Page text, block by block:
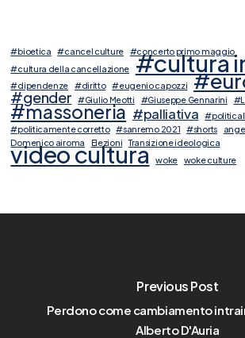
#bioetica #cancel culture
#concerto primo maggio
#cultura della cancellazione #cultura
#dipendenze #diritto #eugenio capozzi
#gender #Giulio Meotti #Giuseppe Gennarini
#massoneria #palliativa
#politicamente corretto #sanremo 2021 #shorts
Domenico airoma
Elezioni Transizione ideologica
video cultura woke woke culture
Previous Post
Perdono come cambiamento
Alberto D'Auria